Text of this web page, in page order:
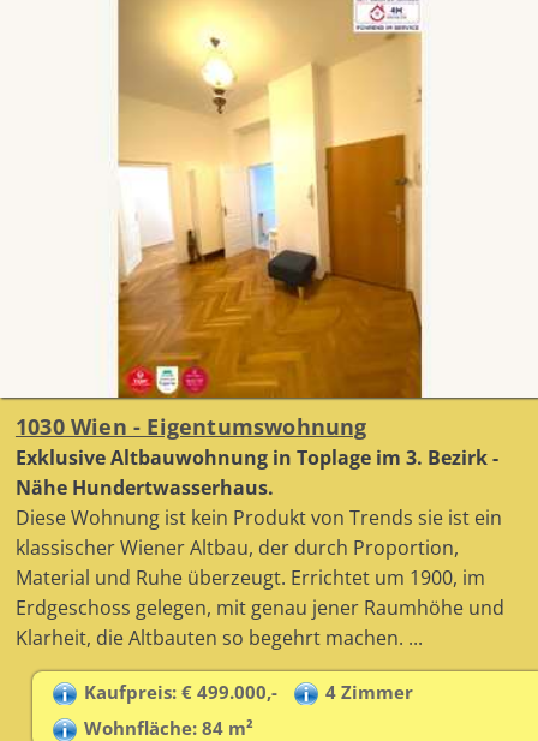
1030 Wien - Eigentumswohnung
Exklusive Altbauwohnung in Toplage im 3. Bezirk -
Nähe Hundertwasserhaus.
Diese Wohnung ist kein Produkt von Trends sie ist ein
klassischer Wiener Altbau, der durch Proportion,
Material und Ruhe überzeugt. Errichtet um 1900, im
Erdgeschoss gelegen, mit genau jener Raumhöhe und
Klarheit, die Altbauten so begehrt machen. ...
Kaufpreis: € 499.000,-
4 Zimmer
Wohnfläche: 84 m²